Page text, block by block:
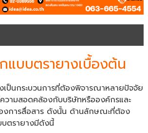
แบบตรายางเบื้องต้น
เป็นกระบวนการที่ต้องพิจารณาหลายปัจจัย
วามสอดคล้องกับบริษัทหรือองค์กรและ
งการสื่อสาร ดังนั้น ด้านลักษณะที่ต้อง
ตรายางมีดังนี้